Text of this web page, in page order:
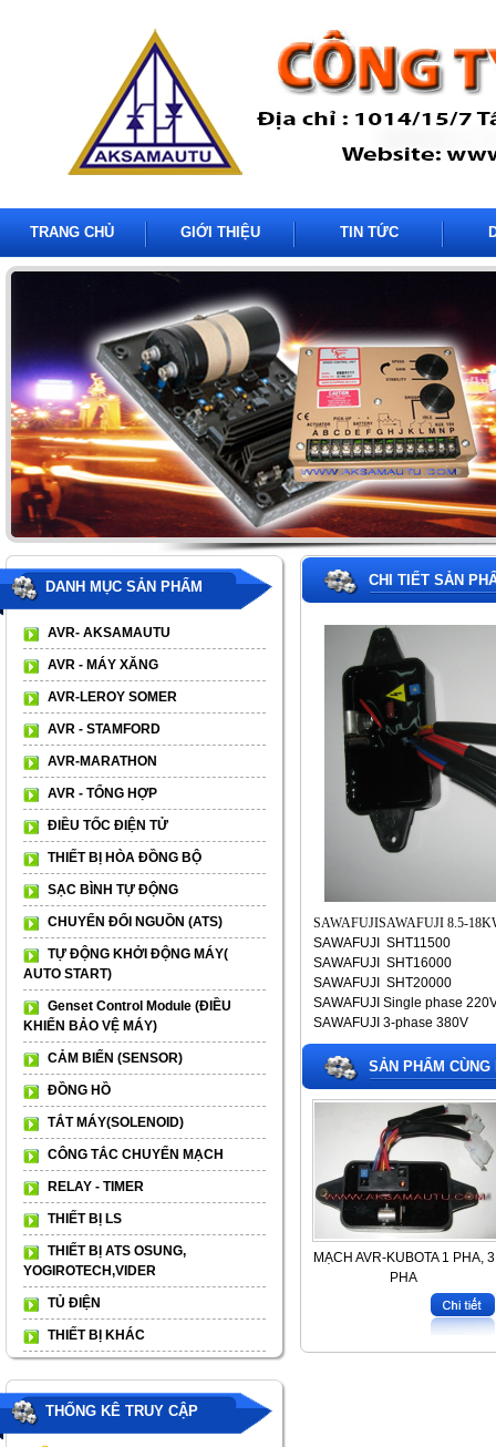
TRANG CHỦ GIỚI THIỆU TIN TỨC
DANH MỤC SẢN PHẨM
AVR- AKSAMAUTU
AVR - MÁY XĂNG
AVR-LEROY SOMER
AVR - STAMFORD
AVR-MARATHON
AVR - TỔNG HỢP
ĐIỀU TỐC ĐIỆN TỬ
THIẾT BỊ HÒA ĐỒNG BỘ
SẠC BÌNH TỰ ĐỘNG
CHUYỂN ĐỔI NGUỒN (ATS)
TỰ ĐỘNG KHỞI ĐỘNG MÁY(
AUTO START)
Genset Control Module (ĐIỀU
KHIỂN BẢO VỆ MÁY)
CẢM BIẾN (SENSOR)
ĐỒNG HỒ
TẮT MÁY(SOLENOID)
CÔNG TẮC CHUYỂN MẠCH
RELAY - TIMER
THIẾT BỊ LS
THIẾT BỊ ATS OSUNG,
YOGIROTECH,VIDER
TỦ ĐIỆN
THIẾT BỊ KHÁC
THỐNG KÊ TRUY CẬP
CHI TIẾT SẢN
SAWAFUJISAWAFUJI 8.5-
SAWAFUJI SHT11500
SAWAFUJI SHT16000
SAWAFUJI SHT20000
SAWAFUJI Single phase
SAWAFUJI 3-phase 380V
SẢN PHẨM CÙNG
MẠCH AVR-KUBOTA 1 PHA, 3
PHA